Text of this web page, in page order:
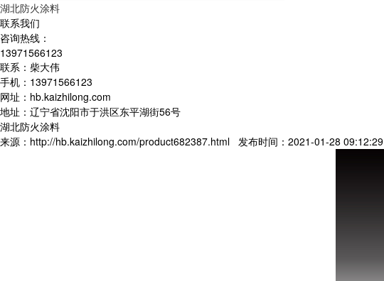
湖北防火涂料
联系我们
咨询热线：
13971566123
联系：柴大伟
手机：13971566123
网址：hb.kaizhilong.com
地址：辽宁省沈阳市于洪区东平湖街56号
湖北防火涂料
来源：http://hb.kaizhilong.com/product682387.html 发布时间：2021-01-28 09:12:29